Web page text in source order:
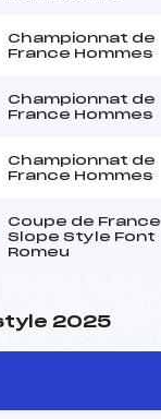
Championnat de
France Hommes
Championnat de
France Hommes
Championnat de
France Hommes
Coupe de France
Slope Style Font
Romeu
2025